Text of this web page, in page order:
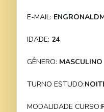
E-MAIL:
IDADE: 24
GÊNERO: MASCULINO
TURNO ESTUDO:
MODALIDADE CURSO: